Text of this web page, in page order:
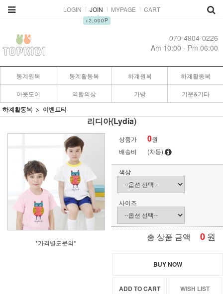
LOGIN JOIN
▲
+2,000P
MYPAGE CART
070-4904-0226
Am 10:00 - Pm 06:00
동계원복 동계활동복 하계원복 하계활동복
아웃도어 역할의상 가방 기운&기타
하계활동복 이벤트티
리디아(Lydia)
*가격별도문의*
상품가 0원
배송비
(차등)
색상
사이즈
총 상품 금액 0 원
BUY NOW
ADD TO CART WISH LIST